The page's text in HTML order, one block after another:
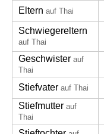
Eltern auf Thai
Schwiegereltern
auf Thai
Geschwister auf
Thai
Stiefvater auf Thai
Stiefmutter auf
Thai